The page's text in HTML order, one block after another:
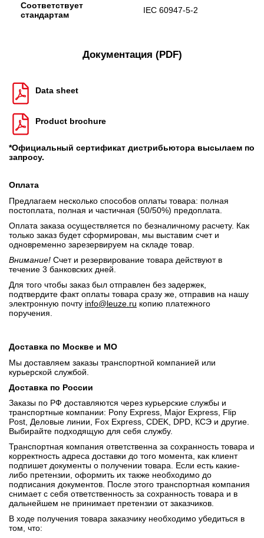
Соответствует
стандартам
IEC 60947-5-2
Документация (PDF)
Data sheet
Product brochure
*Официальный сертификат дистрибьютора высылаем по
запросу.
Оплата
Предлагаем несколько способов оплаты товара: полная
постоплата, полная и частичная (50/50%) предоплата.
Оплата заказа осуществляется по безналичному расчету. Как
только заказ будет сформирован, мы выставим счет и
одновременно зарезервируем на складе товар.
Внимание! Счет и резервирование товара действуют в
течение 3 банковских дней.
Для того чтобы заказ был отправлен без задержек,
подтвердите факт оплаты товара сразу же, отправив на нашу
электронную почту info@leuze.ru копию платежного
поручения.
Доставка по Москве и МО
Мы доставляем заказы транспортной компанией или
курьерской службой.
Доставка по России
Заказы по РФ доставляются через курьерские службы и
транспортные компании: Pony Express, Major Express, Flip
Post, Деловые линии, Fox Express, CDEK, DPD, КСЭ и другие.
Выбирайте подходящую для себя службу.
Транспортная компания ответственна за сохранность товара и
корректность адреса доставки до того момента, как клиент
подпишет документы о получении товара. Если есть какие-
либо претензии, оформить их также необходимо до
подписания документов. После этого транспортная компания
снимает с себя ответственность за сохранность товара и в
дальнейшем не принимает претензии от заказчиков.
В ходе получения товара заказчику необходимо убедиться в
том, что: